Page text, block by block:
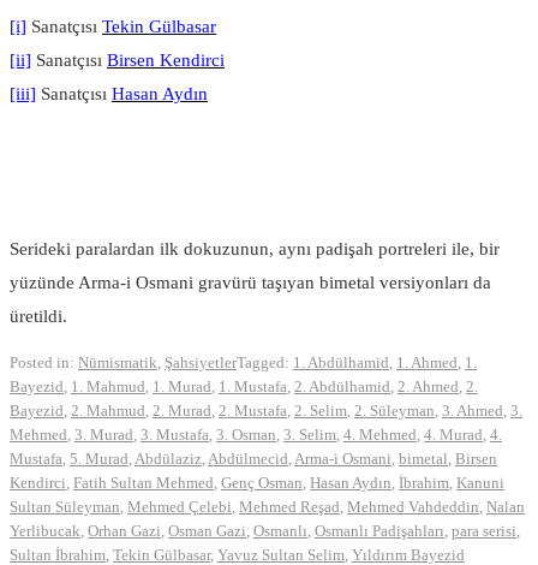
[i] Sanatçısı Tekin Gülbasar
[ii] Sanatçısı Birsen Kendirci
[iii] Sanatçısı Hasan Aydın
Serideki paralardan ilk dokuzunun, aynı padişah portreleri ile, bir
yüzünde Arma-i Osmani gravürü taşıyan bimetal versiyonları da
üretildi.
Posted in: Nümismatik, ŞahsiyetlerTagged: 1. Abdülhamid, 1. Ahmed, 1.
Bayezid, 1. Mahmud, 1. Murad, 1. Mustafa, 2. Abdülhamid, 2. Ahmed, 2.
Bayezid, 2. Mahmud, 2. Murad, 2. Mustafa, 2. Selim, 2. Süleyman, 3. Ahmed, 3.
Mehmed, 3. Murad, 3. Mustafa, 3. Osman, 3. Selim, 4. Mehmed, 4. Murad, 4.
Mustafa, 5. Murad,Abdülaziz,Abdülmecid,Arma-i Osmani, bimetal, Birsen
Kendirci, Fatih Sultan Mehmed, Genç Osman, Hasan Aydın, İbrahim, Kanuni
Sultan Süleyman, Mehmed Çelebi, Mehmed Reşad, Mehmed Vahdeddin, Nalan
Yerlibucak, Orhan Gazi, Osman Gazi, Osmanlı, Osmanlı Padişahları, para serisi,
Sultan İbrahim, Tekin Gülbasar, Yavuz Sultan Selim, Yıldırım Bayezid